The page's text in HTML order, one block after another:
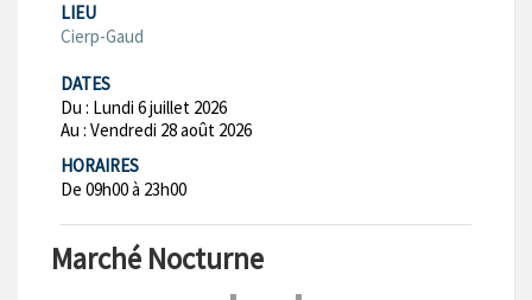
LIEU
Cierp-Gaud
DATES
Du : Lundi 6 juillet 2026
Au : Vendredi 28 août 2026
HORAIRES
De 09h00 à 23h00
Marché Nocturne